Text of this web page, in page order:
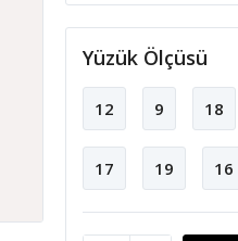
Yüzük Ölçüsü
12 9 18
17 19 16